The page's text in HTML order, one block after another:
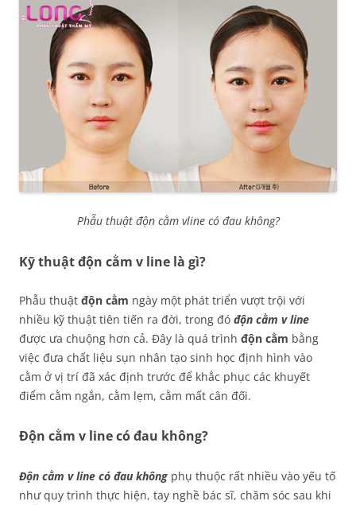
Phẫu thuật độn cằm vline có đau không?
Kỹ thuật độn cằm v line là gì?
Phẫu thuật độn cằm ngày một phát triển vượt trội với
nhiều kỹ thuật tiên tiến ra đời, trong đó độn cằm v line
được ưa chuộng hơn cả. Đây là quá trình độn cằm bằng
việc đưa chất liệu sụn nhân tạo sinh học định hình vào
cằm ở vị trí đã xác định trước để khắc phục các khuyết
điểm cằm ngắn, cằm lẹm, cằm mất cân đối.
Độn cằm v line có đau không?
Độn cằm v line có đau không phụ thuộc rất nhiều vào yếu tố
như quy trình thực hiện, tay nghề bác sĩ, chăm sóc sau khi